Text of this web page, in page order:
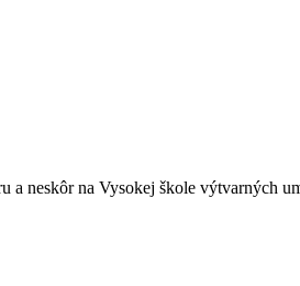
a neskôr na Vysokej škole výtvarných